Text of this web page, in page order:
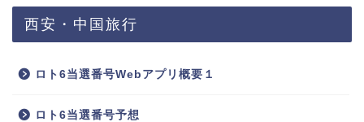
西安・中国旅行
ロト6当選番号Webアプリ概要１
ロト6当選番号予想